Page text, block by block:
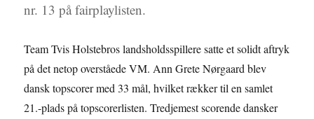
nr. 13 på fairplaylisten.
Team Tvis Holstebros landsholdsspillere satte et solidt aftryk
på det netop overståede VM. Ann Grete Nørgaard blev
dansk topscorer med 33 mål, hvilket rækker til en samlet
21.-plads på topscorerlisten. Tredjemest scorende dansker